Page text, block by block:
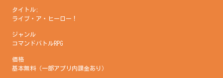
タイトル;
ライブ・ア・ヒーロー！
ジャンル
コマンドバトルRPG
価格
基本無料（一部アプリ内課金あり）